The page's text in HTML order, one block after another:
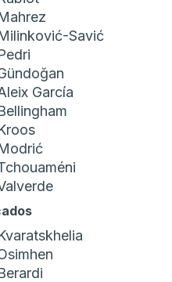
Savić
García